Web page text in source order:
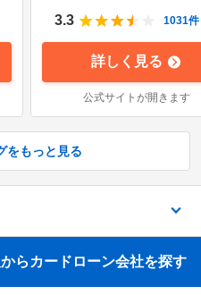
3.3 1031件
詳しく見る
公式サイトが開きます
をもっと見る
らカードローン会社を探す